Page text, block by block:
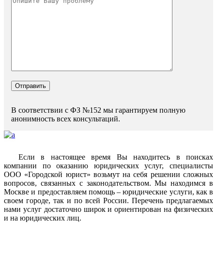
В соответствии с ФЗ №152 мы гарантируем полную
анонимность всех консультаций.
Если в настоящее время Вы находитесь в поисках
компании по оказанию юридических услуг, специалисты
ООО «Городской юрист» возьмут на себя решении сложных
вопросов, связанных с законодательством. Мы находимся в
Москве и предоставляем помощь – юридические услуги, как в
своем городе, так и по всей России. Перечень предлагаемых
нами услуг достаточно широк и ориентирован на физических
и на юридических лиц.